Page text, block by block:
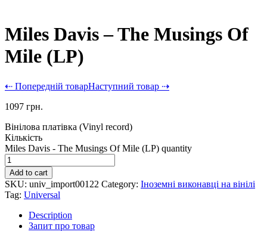
Miles Davis – The Musings Of
Mile (LP)
⇠ Попередній товарНаступний товар ⇢
1097 грн.
Вінілова платівка (Vinyl record)
Кількість
Miles Davis - The Musings Of Mile (LP) quantity
Add to cart
SKU: univ_import00122 Category: Іноземні виконавці на вінілі
Tag: Universal
Description
Запит про товар